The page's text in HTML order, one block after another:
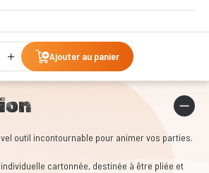
Ajouter au panier
outil incontournable pour animer vos parties.
cartonnée, destinée à être pliée et